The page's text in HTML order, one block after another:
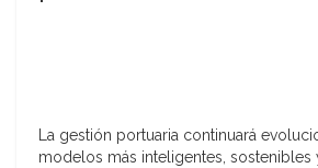
La gestión portuaria continuará
modelos más inteligentes, sostenibles